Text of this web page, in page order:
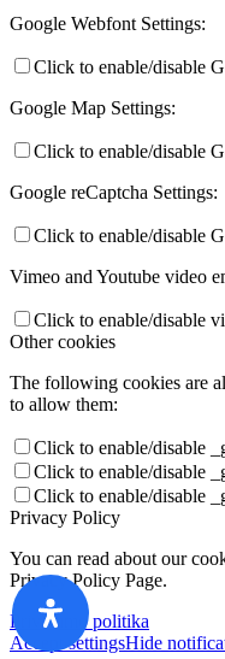
Google Webfont Settings:
Click to enable/disable
Google Map Settings:
Click to enable/disable
Google reCaptcha Settings:
Click to enable/disable
Vimeo and Youtube video
Click to enable/disable
Other cookies
The following cookies are
to allow them:
Click to enable/disable
Click to enable/disable
Click to enable/disable
Privacy Policy
You can read about our
Privacy Policy Page.
Privatumo politika
Accept settingsHide